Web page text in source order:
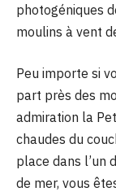
photogéniques
moulins à vent
Peu importe si
part près des
admiration la
chaudes du
place dans l’un
de mer, vous